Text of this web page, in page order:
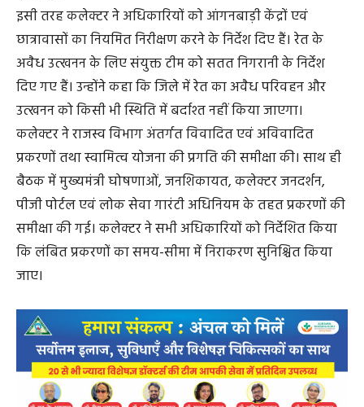
इसी तरह कलेक्टर ने अधिकारियों को आंगनबाड़ी केंद्रों एवं
छात्रावासों का नियमित निरीक्षण करने के निर्देश दिए हैं। रेत के
अवैध उत्खनन के लिए संयुक्त टीम को सतत निगरानी के निर्देश
दिए गए हैं। उन्होंने कहा कि जिले में रेत का अवैध परिवहन और
उत्खनन को किसी भी स्थिति में बर्दाश्त नहीं किया जाएगा।
कलेक्टर ने राजस्व विभाग अंतर्गत विवादित एवं अविवादित
प्रकरणों तथा स्वामित्व योजना की प्रगति की समीक्षा की। साथ ही
बैठक में मुख्यमंत्री घोषणाओं, जनशिकायत, कलेक्टर जनदर्शन,
पीजी पोर्टल एवं लोक सेवा गारंटी अधिनियम के तहत प्रकरणों की
समीक्षा की गई। कलेक्टर ने सभी अधिकारियों को निर्देशित किया
कि लंबित प्रकरणों का समय-सीमा में निराकरण सुनिश्चित किया
जाए।